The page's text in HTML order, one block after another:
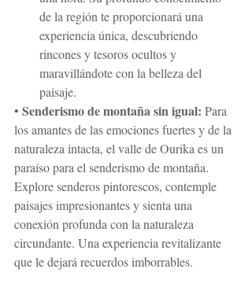
de la región te proporcionará una
experiencia única, descubriendo
rincones y tesoros ocultos y
maravillándote con la belleza del
paisaje.
• Senderismo de montaña sin igual: Para
los amantes de las emociones fuertes y de la
naturaleza intacta, el valle de Ourika es un
paraíso para el senderismo de montaña.
Explore senderos pintorescos, contemple
paisajes impresionantes y sienta una
conexión profunda con la naturaleza
circundante. Una experiencia revitalizante
que le dejará recuerdos imborrables.